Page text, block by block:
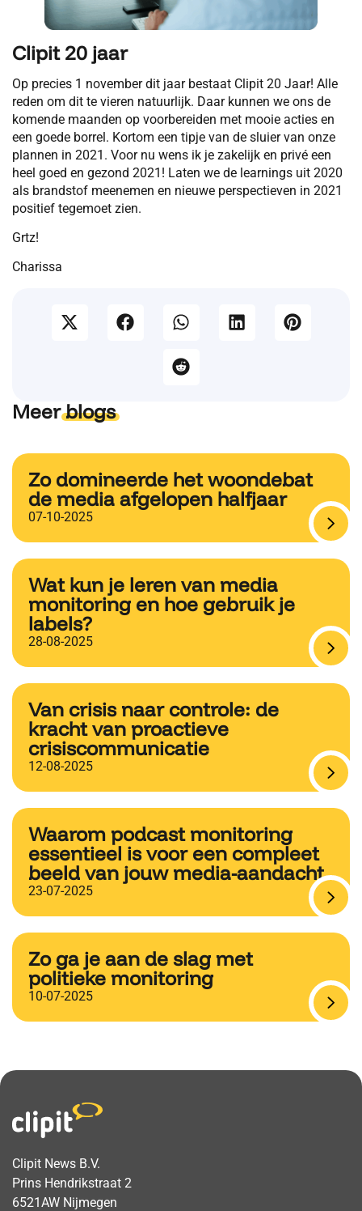
Clipit 20 jaar
Op precies 1 november dit jaar bestaat Clipit 20 Jaar! Alle
reden om dit te vieren natuurlijk. Daar kunnen we ons de
komende maanden op voorbereiden met mooie acties en
een goede borrel. Kortom een tipje van de sluier van onze
plannen in 2021. Voor nu wens ik je zakelijk en privé een
heel goed en gezond 2021! Laten we de learnings uit 2020
als brandstof meenemen en nieuwe perspectieven in 2021
positief tegemoet zien.
Grtz!
Charissa
Meerblogs
Zo domineerde het woondebat
de media afgelopen halfjaar
07-10-2025
Wat kun je leren van media
monitoring en hoe gebruik je
labels?
28-08-2025
Van crisis naar controle: de
kracht van proactieve
crisiscommunicatie
12-08-2025
Waarom podcast monitoring
essentieel is voor een compleet
beeld van jouw media-aandacht
23-07-2025
Zo ga je aan de slag met
politieke monitoring
10-07-2025
Clipit News B.V.
Prins Hendrikstraat 2
6521AW Nijmegen